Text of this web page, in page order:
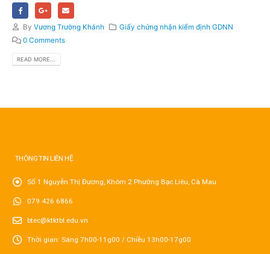
By Vương Trường Khánh
Giấy chứng nhận kiểm định GDNN
0 Comments
READ MORE...
THÔNG TIN LIÊN HỆ
Số 1 Nguyễn Thị Đương, Khóm 2 Phường Bạc Liêu, Cà Mau
079 426 6866
btec@ktktbl.edu.vn
Thời gian: Sáng 7h00-11g00 / Chiều 13h00-17g00